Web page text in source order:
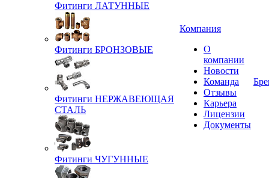
Фитинги ЛАТУННЫЕ
Фитинги БРОНЗОВЫЕ
Фитинги НЕРЖАВЕЮЩАЯ
СТАЛЬ
Фитинги ЧУГУННЫЕ
Компания
О
компании
Новости
Команда
Отзывы
Карьера
Лицензии
Документы